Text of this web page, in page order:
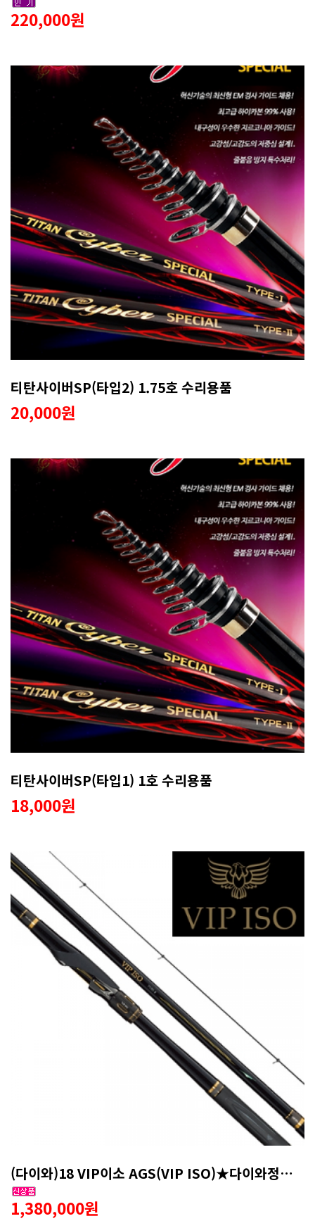
220,000원
티탄사이버SP(타입2) 1.75호 수리용품
20,000원
티탄사이버SP(타입1) 1호 수리용품
18,000원
(다이와)18 VIP이소 AGS(VIP ISO)★다이와정공 타입1★
1,380,000원